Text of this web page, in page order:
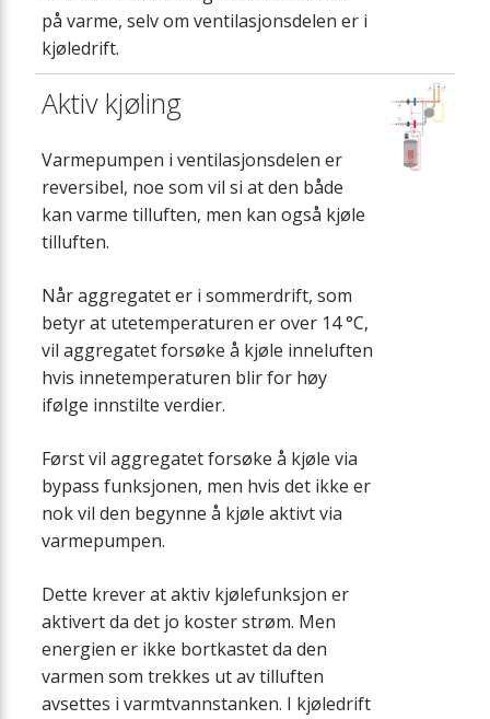
på varme, selv om ventilasjonsdelen er i
kjøledrift.
Aktiv kjøling
Varmepumpen i ventilasjonsdelen er
reversibel, noe som vil si at den både
kan varme tilluften, men kan også kjøle
tilluften.
Når aggregatet er i sommerdrift, som
betyr at utetemperaturen er over 14 °C,
vil aggregatet forsøke å kjøle inneluften
hvis innetemperaturen blir for høy
ifølge innstilte verdier.
Først vil aggregatet forsøke å kjøle via
bypass funksjonen, men hvis det ikke er
nok vil den begynne å kjøle aktivt via
varmepumpen.
Dette krever at aktiv kjølefunksjon er
aktivert da det jo koster strøm. Men
energien er ikke bortkastet da den
varmen som trekkes ut av tilluften
avsettes i varmtvannstanken. I kjøledrift